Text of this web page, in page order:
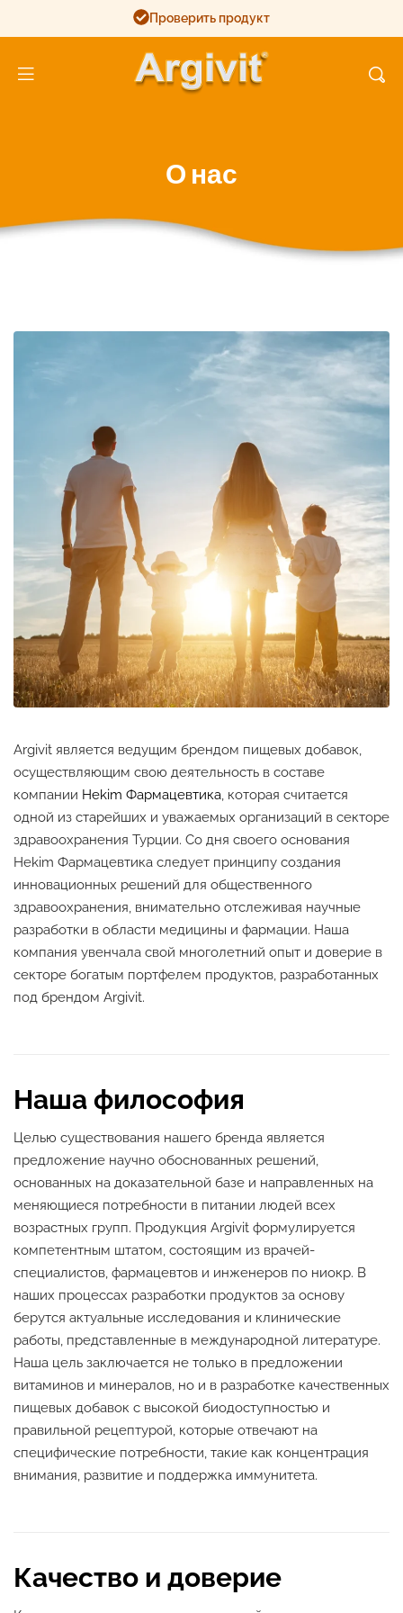
Проверить продукт
О нас
Argivit является ведущим брендом пищевых добавок,
осуществляющим свою деятельность в составе
компании Hekim Фармацевтика, которая считается
одной из старейших и уважаемых организаций в секторе
здравоохранения Турции. Со дня своего основания
Hekim Фармацевтика следует принципу создания
инновационных решений для общественного
здравоохранения, внимательно отслеживая научные
разработки в области медицины и фармации. Наша
компания увенчала свой многолетний опыт и доверие в
секторе богатым портфелем продуктов, разработанных
под брендом Argivit.
Наша философия
Целью существования нашего бренда является
предложение научно обоснованных решений,
основанных на доказательной базе и направленных на
меняющиеся потребности в питании людей всех
возрастных групп. Продукция Argivit формулируется
компетентным штатом, состоящим из врачей-
специалистов, фармацевтов и инженеров по ниокр. В
наших процессах разработки продуктов за основу
берутся актуальные исследования и клинические
работы, представленные в международной литературе.
Наша цель заключается не только в предложении
витаминов и минералов, но и в разработке качественных
пищевых добавок с высокой биодоступностью и
правильной рецептурой, которые отвечают на
специфические потребности, такие как концентрация
внимания, развитие и поддержка иммунитета.
Качество и доверие